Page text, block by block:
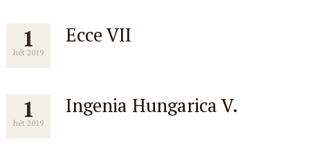
1
hét 2019
Ecce VII
1
hét 2019
Ingenia Hungarica V.